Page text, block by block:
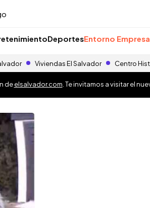
DeportesEntorno
Viviendas El Salvador Centro
deelsalvador.com . Te invitamos a visitar el